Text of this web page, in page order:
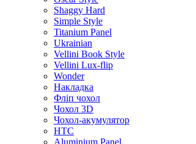
Shaggy Hard
Simple Style
Titanium Panel
Ukrainian
Vellini Book Style
Vellini Lux-flip
Wonder
Накладка
Фліп чохол
Чохол 3D
Чохол-акумулятор
HTC